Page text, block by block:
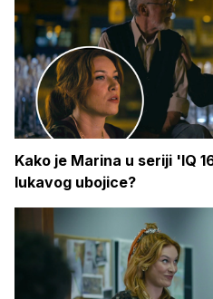
Kako je Marina u seriji 'IQ
lukavog ubojice?